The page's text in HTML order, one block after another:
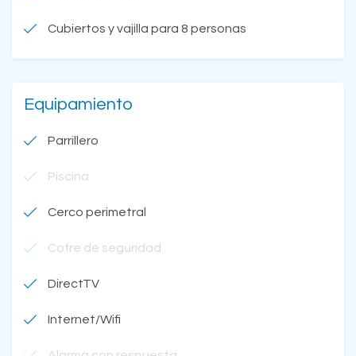
Cubiertos y vajilla para 8 personas
Equipamiento
Parrillero
Piscina
Cerco perimetral
Cofre de seguridad
DirectTV
Internet/Wifi